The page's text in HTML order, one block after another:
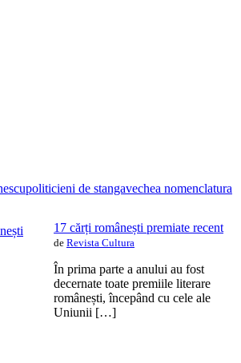
politicieni de stangavechea nomenclatura
17 cărți românești premiate recent
de Revista Cultura
În prima parte a anului au fost
decernate toate premiile literare
românești, începând cu cele ale
Uniunii […]